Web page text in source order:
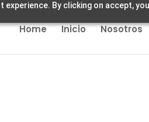
By clicking on accept,
Home Inicio Nosotros